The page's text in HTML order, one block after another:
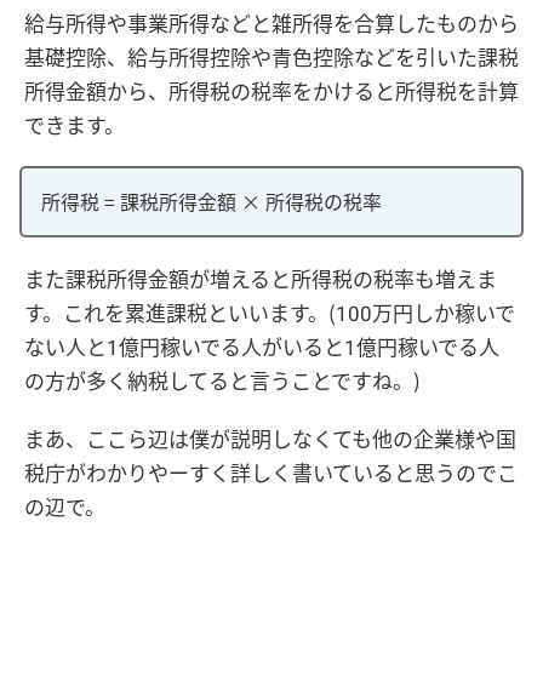
給与所得や事業所得などと雑所得を合算したものから
基礎控除、給与所得控除や青色控除などを引いた課税
所得金額から、所得税の税率をかけると所得税を計算
できます。
所得税 = 課税所得金額 × 所得税の税率
また課税所得金額が増えると所得税の税率も増えま
す。これを累進課税といいます。(100万円しか稼いで
ない人と1億円稼いでる人がいると1億円稼いでる人
の方が多く納税してると言うことですね。)
まあ、ここら辺は僕が説明しなくても他の企業様や国
税庁がわかりやーすく詳しく書いていると思うのでこ
の辺で。